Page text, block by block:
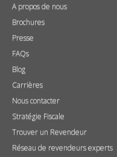
A propos de nous
Brochures
Presse
FAQs
Blog
Carrières
Nous contacter
Stratégie Fiscale
Trouver un Revendeur
Réseau de revendeurs experts